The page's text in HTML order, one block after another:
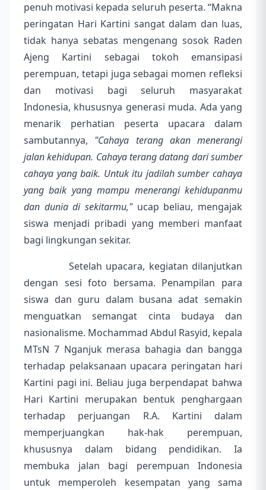
penuh motivasi kepada seluruh peserta. “Makna
peringatan Hari Kartini sangat dalam dan luas,
tidak hanya sebatas mengenang sosok Raden
Ajeng Kartini sebagai tokoh emansipasi
perempuan, tetapi juga sebagai momen refleksi
dan motivasi bagi seluruh masyarakat
Indonesia, khususnya generasi muda. Ada yang
menarik perhatian peserta upacara dalam
sambutannya, "Cahaya terang akan menerangi
jalan kehidupan. Cahaya terang datang dari sumber
cahaya yang baik. Untuk itu jadilah sumber cahaya
yang baik yang mampu menerangi kehidupanmu
dan dunia di sekitarmu,"ucap beliau, mengajak
siswa menjadi pribadi yang memberi manfaat
bagi lingkungan sekitar.
Setelah upacara, kegiatan dilanjutkan
dengan sesi foto bersama. Penampilan para
siswa dan guru dalam busana adat semakin
menguatkan semangat cinta budaya dan
nasionalisme. Mochammad Abdul Rasyid, kepala
MTsN 7 Nganjuk merasa bahagia dan bangga
terhadap pelaksanaan upacara peringatan hari
Kartini pagi ini. Beliau juga berpendapat bahwa
Hari Kartini merupakan bentuk penghargaan
terhadap perjuangan R.A. Kartini dalam
memperjuangkan hak-hak perempuan,
khususnya dalam bidang pendidikan. Ia
membuka jalan bagi perempuan Indonesia
untuk memperoleh kesempatan yang sama